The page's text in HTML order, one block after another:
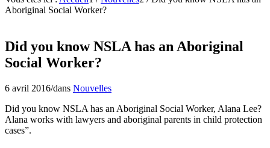
Aboriginal Social Worker?
Did you know NSLA has an Aboriginal
Social Worker?
6 avril 2016/dans Nouvelles
Did you know NSLA has an Aboriginal Social Worker, Alana Lee?
Alana works with lawyers and aboriginal parents in child protection
cases”.